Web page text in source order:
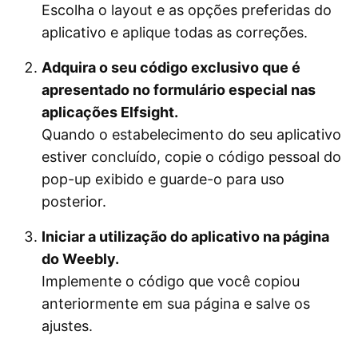
Escolha o layout e as opções preferidas do
aplicativo e aplique todas as correções.
Adquira o seu código exclusivo que é
apresentado no formulário especial nas
aplicações Elfsight.
Quando o estabelecimento do seu aplicativo
estiver concluído, copie o código pessoal do
pop-up exibido e guarde-o para uso
posterior.
Iniciar a utilização do aplicativo na página
do Weebly.
Implemente o código que você copiou
anteriormente em sua página e salve os
ajustes.